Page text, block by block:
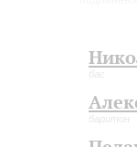
В
впервые
бас
баритон